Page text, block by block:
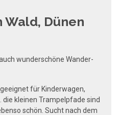
Dünen
wunderschöne Wander-
für Kinderwagen,
die kleinen Trampelpfade sind
schön. Sucht nach dem